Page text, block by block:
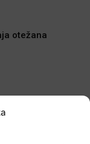
otežana
priče i
su